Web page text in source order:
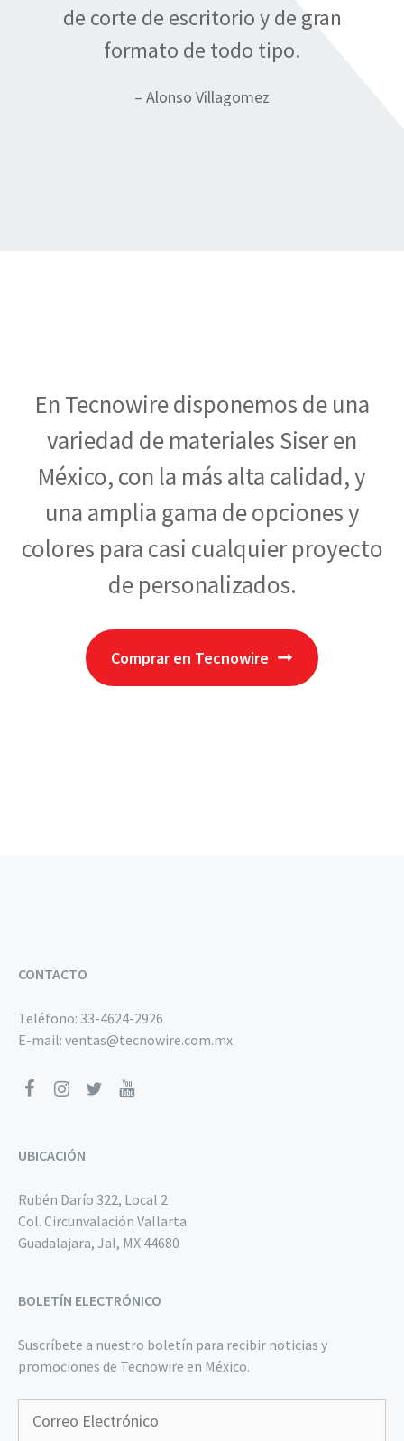
de corte de escritorio y de gran
formato de todo tipo.
– Alonso Villagomez
En Tecnowire disponemos de una
variedad de materiales Siser en
México, con la más alta calidad, y
una amplia gama de opciones y
colores para casi cualquier proyecto
de personalizados.
Comprar en Tecnowire
CONTACTO
Teléfono: 33-4624-2926
E-mail: ventas@tecnowire.com.mx
UBICACIÓN
Rubén Darío 322, Local 2
Col. Circunvalación Vallarta
Guadalajara, Jal, MX 44680
BOLETÍN ELECTRÓNICO
Suscríbete a nuestro boletín para recibir noticias y
promociones de Tecnowire en México.